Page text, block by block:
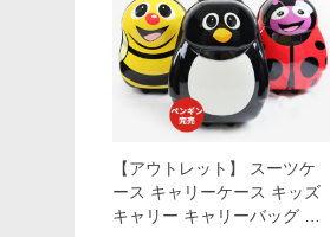
【アウトレット】 スーツケ
ース キャリーケース キッズ
キャリー キャリーバッグ 子